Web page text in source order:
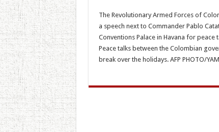
The Revolutionary Armed Forces of
a speech next to Commander Pablo
Conventions Palace in Havana for
Peace talks between the Colombian
break over the holidays. AFP PHOTO/